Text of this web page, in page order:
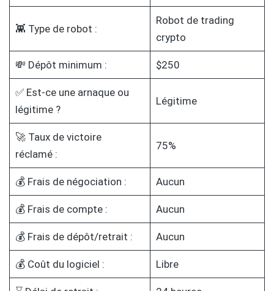
👾 Type de robot :
Robot de trading
crypto
💸 Dépôt minimum : $250
✅ Est-ce une arnaque ou
légitime ?
Légitime
🚀 Taux de victoire
réclamé :
75%
💰 Frais de négociation : Aucun
💰 Frais de compte : Aucun
💰 Frais de dépôt/retrait : Aucun
💰 Coût du logiciel : Libre